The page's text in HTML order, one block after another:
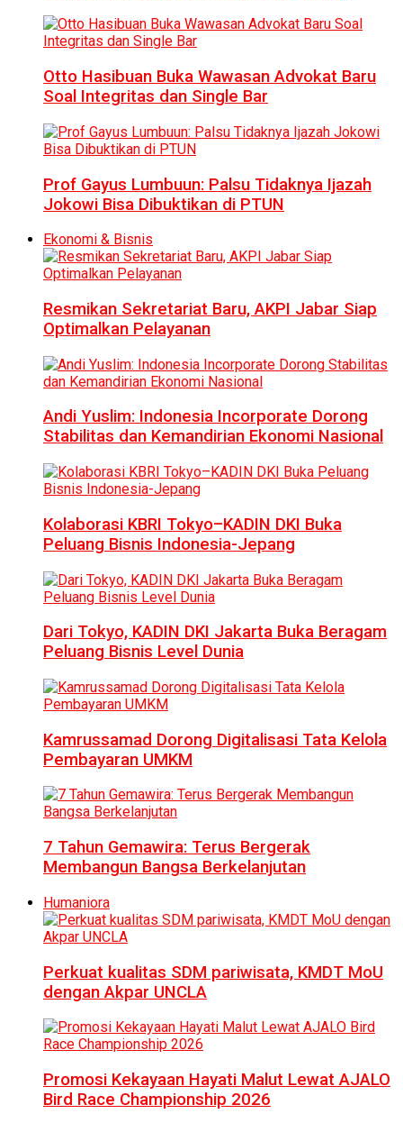
Otto Hasibuan Buka Wawasan Advokat Baru
Soal Integritas dan Single Bar
Prof Gayus Lumbuun: Palsu Tidaknya Ijazah
Jokowi Bisa Dibuktikan di PTUN
Ekonomi & Bisnis
Resmikan Sekretariat Baru, AKPI Jabar Siap
Optimalkan Pelayanan
Andi Yuslim: Indonesia Incorporate Dorong
Stabilitas dan Kemandirian Ekonomi Nasional
Kolaborasi KBRI Tokyo–KADIN DKI Buka
Peluang Bisnis Indonesia-Jepang
Dari Tokyo, KADIN DKI Jakarta Buka Beragam
Peluang Bisnis Level Dunia
Kamrussamad Dorong Digitalisasi Tata Kelola
Pembayaran UMKM
7 Tahun Gemawira: Terus Bergerak
Membangun Bangsa Berkelanjutan
Humaniora
Perkuat kualitas SDM pariwisata, KMDT MoU
dengan Akpar UNCLA
Promosi Kekayaan Hayati Malut Lewat AJALO
Bird Race Championship 2026